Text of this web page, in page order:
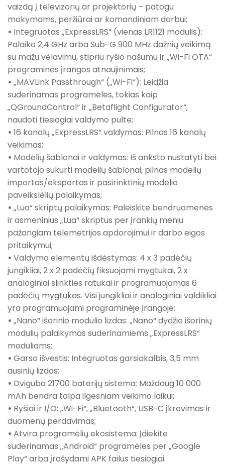
vaizdą į televizorių ar projektorių – patogu
mokymams, peržiūrai ar komandiniam darbui;
• Integruotas „ExpressLRS“ (vienas LR1121 modulis):
Palaiko 2,4 GHz arba Sub-G 900 MHz dažnių veikimą
su mažu vėlavimu, stipriu ryšio našumu ir „Wi-Fi OTA“
programinės įrangos atnaujinimais;
• „MAVLink Passthrough“ („Wi-Fi“): Leidžia
suderinamas programėles, tokias kaip
„QGroundControl“ ir „Betaflight Configurator“,
naudoti tiesiogiai valdymo pulte;
• 16 kanalų „ExpressLRS“ valdymas: Pilnas 16 kanalų
veikimas;
• Modelių šablonai ir valdymas: Iš anksto nustatyti bei
vartotojo sukurti modelių šablonai, pilnas modelių
importas/eksportas ir pasirinktinių modelio
paveikslėlių palaikymas;
• „Lua“ skriptų palaikymas: Paleiskite bendruomenės
ir asmeninius „Lua“ skriptus per įrankių meniu
pažangiam telemetrijos apdorojimui ir darbo eigos
pritaikymui;
• Valdymo elementų išdėstymas: 4 x 3 padėčių
jungikliai, 2 x 2 padėčių fiksuojami mygtukai, 2 x
analoginiai slinkties ratukai ir programuojamas 6
padėčių mygtukas. Visi jungikliai ir analoginiai valdikliai
yra programuojami programinėje įrangoje;
• „Nano“ išorinio modulio lizdas: „Nano“ dydžio išorinių
modulių palaikymas suderinamiems „ExpressLRS“
moduliams;
• Garso išvestis: Integruotas garsiakalbis, 3,5 mm
ausinių lizdas;
• Dviguba 21700 baterijų sistema: Maždaug 10 000
mAh bendra talpa ilgesniam veikimo laikui;
• Ryšiai ir I/O: „Wi-Fi“, „Bluetooth“, USB-C įkrovimas ir
duomenų perdavimas;
• Atvira programėlių ekosistema: Įdiekite
suderinamas „Android“ programėles per „Google
Play“ arba įrašydami APK failus tiesiogiai.